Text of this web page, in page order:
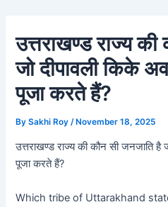
content
उत्तराखण्ड राज्य
जो दीपावली किके
पूजा करते हैं?
BySakhi Roy /November 18, 2025
उत्तराखण्ड राज्य की कौन सी जनजाति है
पूजा करते हैं?
Which tribe of Uttarakhand